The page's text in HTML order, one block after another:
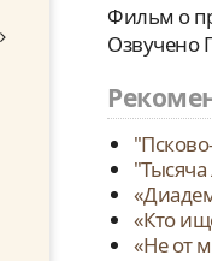
Фильм о
Озвучено
«Кто
«Не от